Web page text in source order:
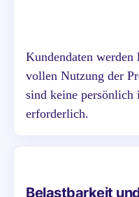
Kundendaten
vollen Nutzung der
sind keine
erforderlich.
Belastbarkeit